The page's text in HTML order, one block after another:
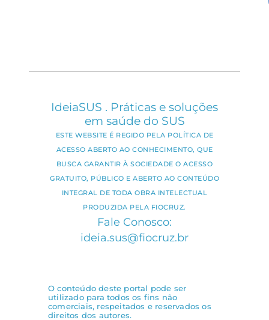
IdeiaSUS . Práticas e soluções
em saúde do SUS
ESTE WEBSITE É REGIDO PELA POLÍTICA DE
ACESSO ABERTO AO CONHECIMENTO, QUE
BUSCA GARANTIR À SOCIEDADE O ACESSO
GRATUITO, PÚBLICO E ABERTO AO CONTEÚDO
INTEGRAL DE TODA OBRA INTELECTUAL
PRODUZIDA PELA FIOCRUZ.
Fale Conosco:
ideia.sus@fiocruz.br
O conteúdo deste portal pode ser
utilizado para todos os fins não
comerciais, respeitados e reservados os
direitos dos autores.